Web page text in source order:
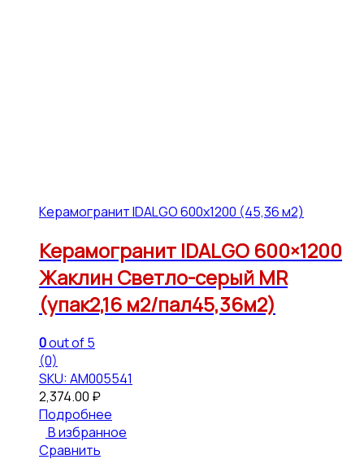
Керамогранит IDALGO 600x1200 (45,36 м2)
Керамогранит IDALGO 600×1200
Жаклин Светло-серый МR
(упак2,16 м2/пал45,36м2)
0out of 5
(0)
SKU: АМ005541
2,374.00 ₽
Подробнее
В избранное
Сравнить